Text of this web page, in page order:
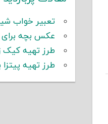
تعبیر خواب
عکس بچه برای
طرز تهیه کیک
طرز تهیه پیتزا